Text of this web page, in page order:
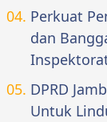
Perkuat
dan
DPRD
Untuk